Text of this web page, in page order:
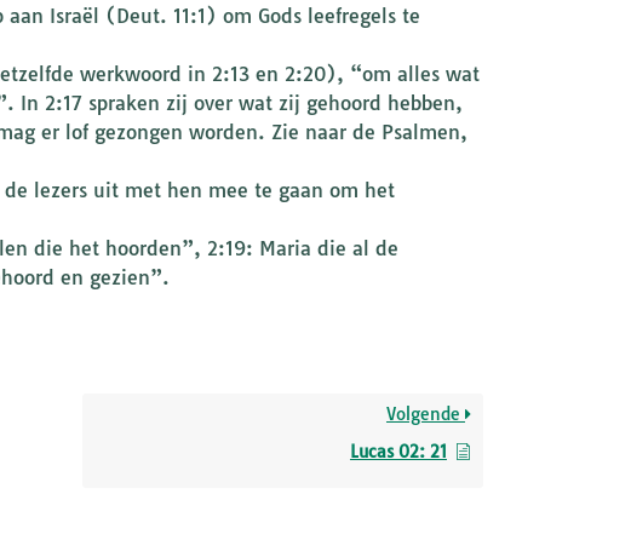
Israël (Deut. 11:1) om Gods leefregels te
werkwoord in 2:13 en 2:20), “om alles wat
In 2:17 spraken zij over wat zij gehoord hebben,
er lof gezongen worden. Zie naar de Psalmen,
lezers uit met hen mee te gaan om het
die het hoorden”, 2:19: Maria die al de
en gezien”.
Volgende
Lucas 02: 21